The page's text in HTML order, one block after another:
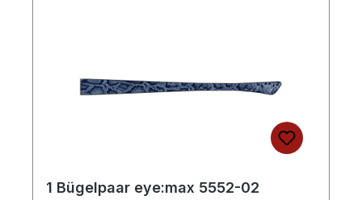
1 Bügelpaar eye:max 5552-02